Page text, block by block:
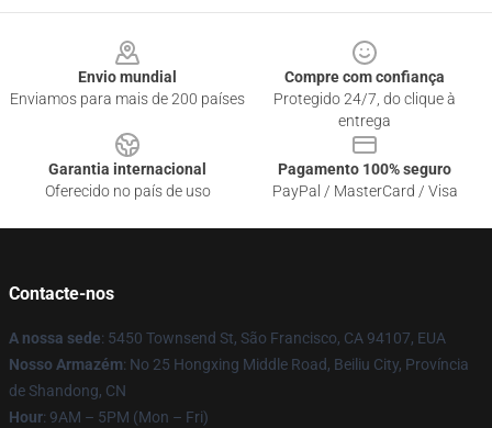
Envio mundial
Enviamos para mais de 200 países
Compre com confiança
Protegido 24/7, do clique à
entrega
Garantia internacional
Oferecido no país de uso
Pagamento 100% seguro
PayPal / MasterCard / Visa
Contacte-nos
A nossa sede: 5450 Townsend St, São Francisco, CA 94107, EUA
Nosso Armazém: No 25 Hongxing Middle Road, Beiliu City, Província
de Shandong, CN
Hour: 9AM – 5PM (Mon – Fri)